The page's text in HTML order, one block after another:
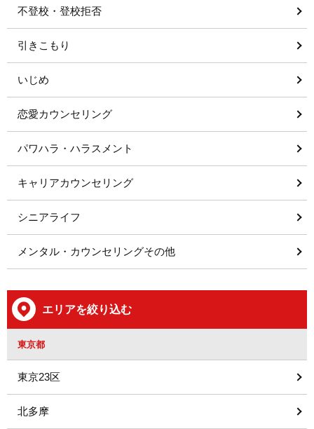
不登校・登校拒否
引きこもり
いじめ
恋愛カウンセリング
パワハラ・ハラスメント
キャリアカウンセリング
シニアライフ
メンタル・カウンセリングその他
エリアを絞り込む
東京都
東京23区
北多摩